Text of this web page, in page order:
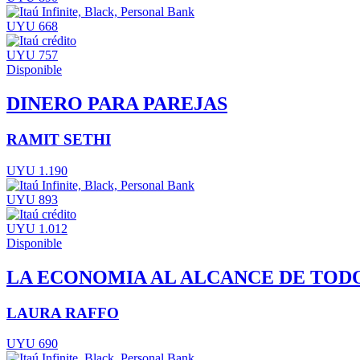
UYU 668
UYU 757
Disponible
DINERO PARA PAREJAS
RAMIT SETHI
UYU 1.190
UYU 893
UYU 1.012
Disponible
LA ECONOMIA AL ALCANCE DE
LAURA RAFFO
UYU 690